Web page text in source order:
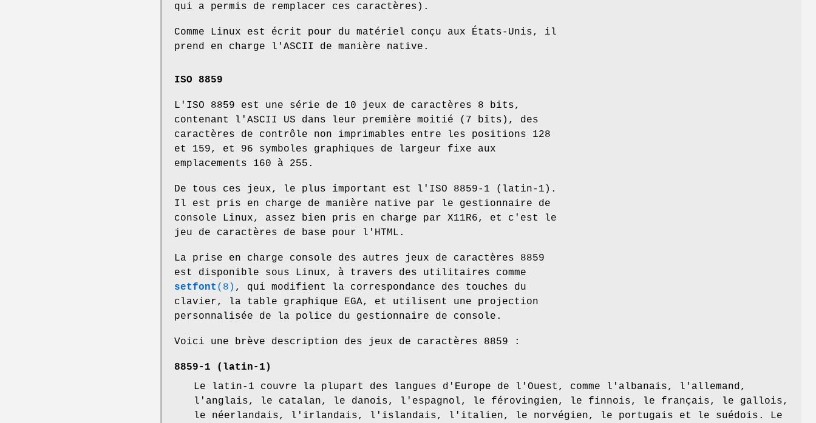
qui a permis de remplacer ces caractères).
Comme Linux est écrit pour du matériel conçu aux États-Unis, il
prend en charge l'ASCII de manière native.
ISO 8859
L'ISO 8859 est une série de 10 jeux de caractères 8 bits,
contenant l'ASCII US dans leur première moitié (7 bits), des
caractères de contrôle non imprimables entre les positions 128
et 159, et 96 symboles graphiques de largeur fixe aux
emplacements 160 à 255.
De tous ces jeux, le plus important est l'ISO 8859-1 (latin-1).
Il est pris en charge de manière native par le gestionnaire de
console Linux, assez bien pris en charge par X11R6, et c'est le
jeu de caractères de base pour l'HTML.
La prise en charge console des autres jeux de caractères 8859
est disponible sous Linux, à travers des utilitaires comme
setfont (8) , qui modifient la correspondance des touches du
clavier, la table graphique EGA, et utilisent une projection
personnalisée de la police du gestionnaire de console.
Voici une brève description des jeux de caractères 8859 :
8859-1 (latin-1)
Le latin-1 couvre la plupart des langues d'Europe de l'Ouest, comme l'albanais, l'allemand,
l'anglais, le catalan, le danois, l'espagnol, le férovingien, le finnois, le français, le gallois,
le néerlandais, l'irlandais, l'islandais, l'italien, le norvégien, le portugais et le suédois. Le